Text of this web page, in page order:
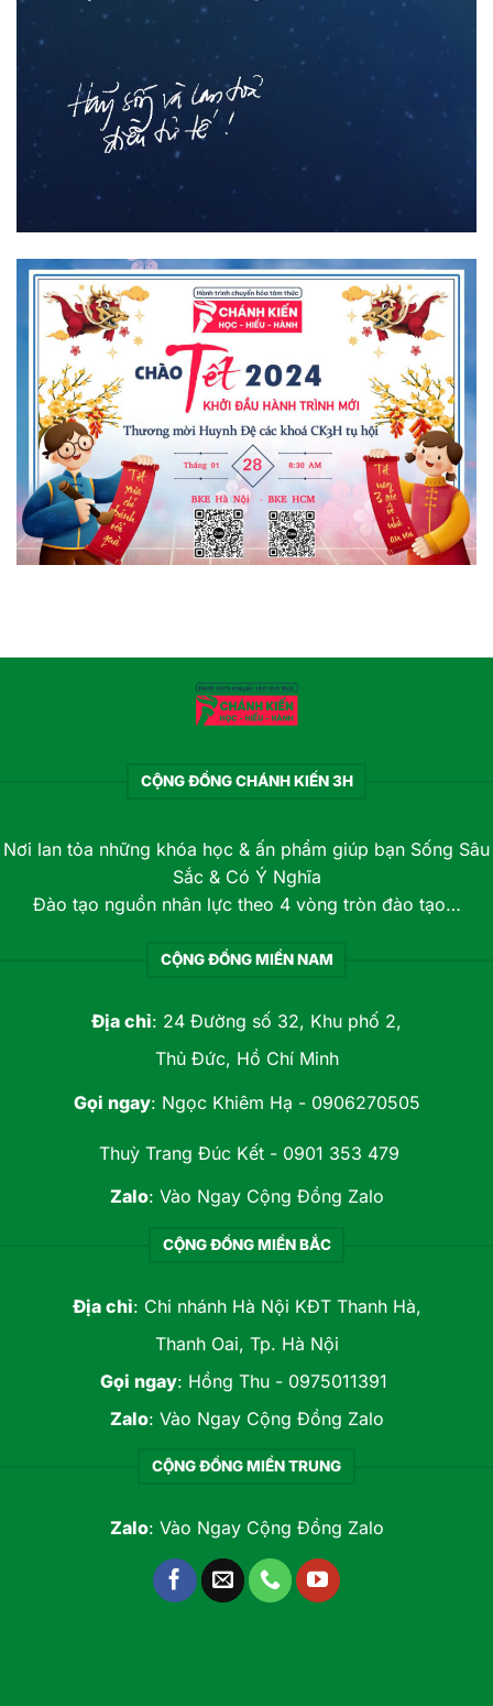
CỘNG ĐỒNG CHÁNH KIẾN 3H
Nơi lan tỏa những khóa học & ấn phẩm giúp bạn Sống Sâu
Sắc & Có Ý Nghĩa
Đào tạo nguồn nhân lực theo 4 vòng tròn đào tạo…
CỘNG ĐỒNG MIỀN NAM
Địa chỉ: 24 Đường số 32, Khu phố 2,
Thủ Đức, Hồ Chí Minh
Gọi ngay: Ngọc Khiêm Hạ - 0906270505
Thuỳ Trang Đúc Kết - 0901 353 479
Zalo: Vào Ngay Cộng Đồng Zalo
CỘNG ĐỒNG MIỀN BẮC
Địa chỉ: Chi nhánh Hà Nội KĐT Thanh Hà,
Thanh Oai, Tp. Hà Nội
Gọi ngay: Hồng Thu - 0975011391
Zalo: Vào Ngay Cộng Đồng Zalo
CỘNG ĐỒNG MIỀN TRUNG
Zalo: Vào Ngay Cộng Đồng Zalo